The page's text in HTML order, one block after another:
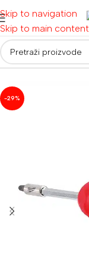
Skip to navigation
Skip to main content
alat/Ostali
-29%